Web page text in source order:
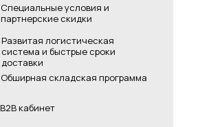
Специальные условия и
партнерские скидки
Развитая логистическая
система и быстрые сроки
доставки
Обширная складская программа
B2B кабинет